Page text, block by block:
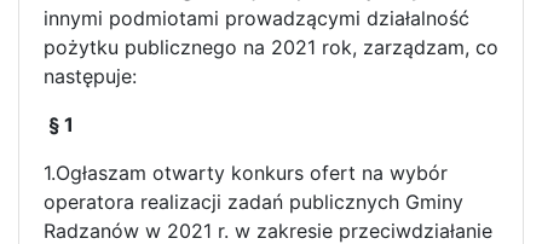
innymi podmiotami prowadzącymi działalność
pożytku publicznego na 2021 rok, zarządzam, co
następuje:
§ 1
1.Ogłaszam otwarty konkurs ofert na wybór
operatora realizacji zadań publicznych Gminy
Radzanów w 2021 r. w zakresie przeciwdziałanie